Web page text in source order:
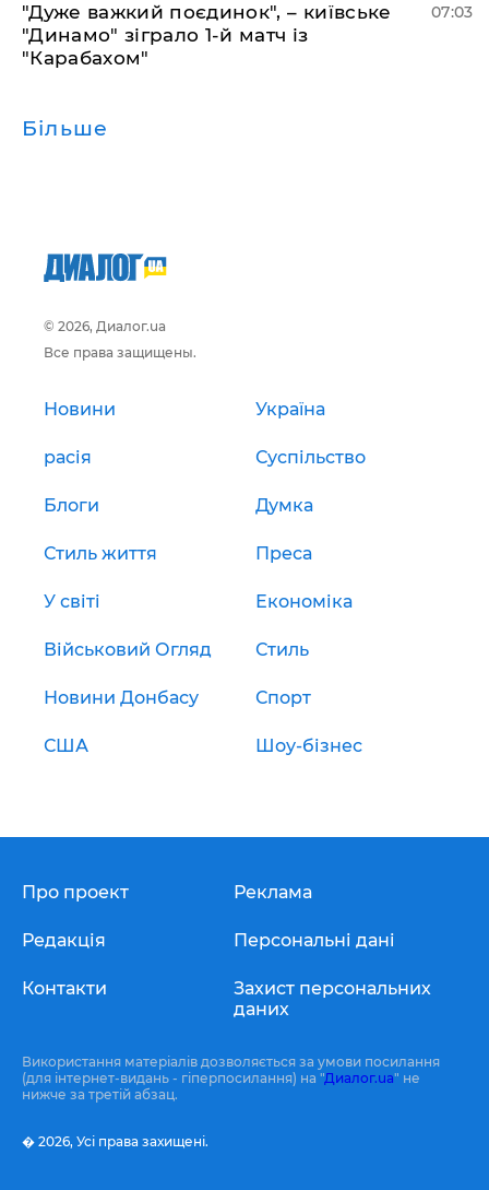
"Дуже важкий поєдинок", – київське
"Динамо" зіграло 1-й матч із
"Карабахом"
07:03
Більше
© 2026, Диалог.ua
Все права защищены.
Новини Україна
расія Суспільство
Блоги Думка
Стиль життя Преса
У світі Економіка
Військовий Огляд Стиль
Новини Донбасу Спорт
США Шоу-бізнес
Про проект
Редакція
Контакти
Реклама
Персональні дані
Захист персональних
даних
Використання матеріалів дозволяється за умови посилання
(для інтернет-видань - гіперпосилання) на "Диалог.ua" не
нижче за третій абзац.
� 2026, Усі права захищені.